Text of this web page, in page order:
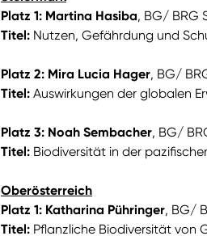
Platz 1: Martina Hasiba, BG/ BRG
Titel: Nutzen, Gefährdung und
Platz 2: Mira Lucia Hager, BG/
Titel: Auswirkungen der globalen
Platz 3: Noah Sembacher, BG/
Titel: Biodiversität in der
Oberösterreich
Platz 1: Katharina Pühringer, BG/
Titel: Pflanzliche Biodiversität von